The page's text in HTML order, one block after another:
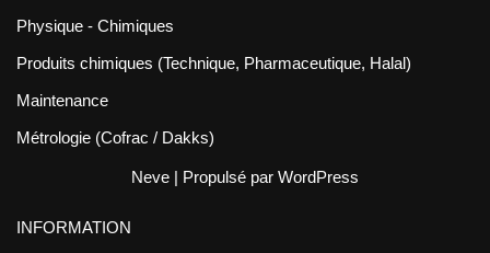
Physique - Chimiques
Produits chimiques (Technique, Pharmaceutique, Halal)
Maintenance
Métrologie (Cofrac / Dakks)
Neve | Propulsé par WordPress
INFORMATION